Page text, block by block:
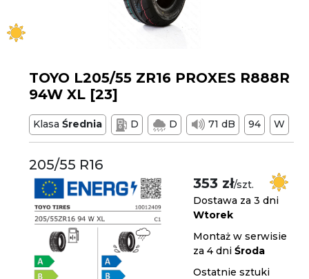
TOYO L205/55 ZR16 PROXES R888R
94W XL [23]
KlasaŚrednia D D 71 dB 94 W
205/55 R16
353 zł/szt.
Dostawa za 3 dni
Wtorek
Montaż w serwisie
za 4 dniŚroda
Ostatnie sztuki